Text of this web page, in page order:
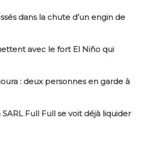
dans la chute d’un engin de
avec le fort El Niño qui
: deux personnes en garde à
Full Full se voit déjà liquider